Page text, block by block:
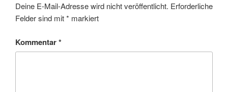
Deine E-Mail-Adresse wird nicht veröffentlicht. Erforderliche
Felder sind mit* markiert
Kommentar*